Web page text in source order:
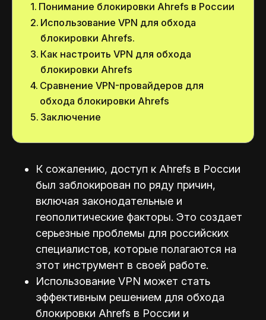
Понимание блокировки Ahrefs в России
Использование VPN для обхода
блокировки Ahrefs.
Как настроить VPN для обхода
блокировки Ahrefs
Сравнение VPN-провайдеров для
обхода блокировки Ahrefs
Заключение
К сожалению, доступ к Ahrefs в России
был заблокирован по ряду причин,
включая законодательные и
геополитические факторы. Это создает
серьезные проблемы для российских
специалистов, которые полагаются на
этот инструмент в своей работе.
Использование VPN может стать
эффективным решением для обхода
блокировки Ahrefs в России и